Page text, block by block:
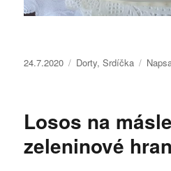
Publikováno:
24.7.2020 Rubriky:
Dorty,Srdíčka
Losos na
zeleninové